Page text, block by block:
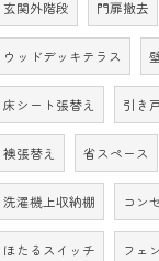
玄関外階段 門扉撤去
ウッドデッキテラス
床シート張替え 引き
襖張替え 省スペース
洗濯機上収納棚 コン
ほたるスイッチ フェ